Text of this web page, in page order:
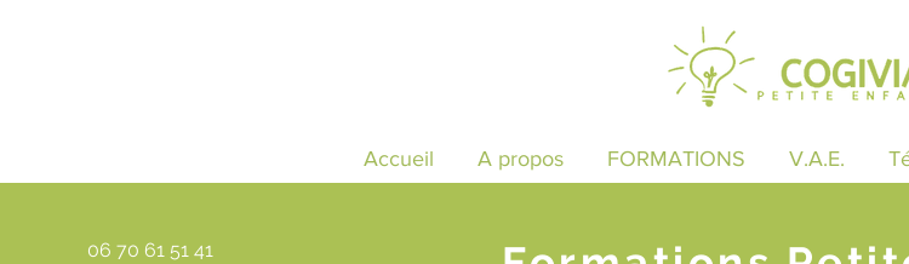
Accueil A propos FORMATIONS V.A.E.
06 70 61 51 41